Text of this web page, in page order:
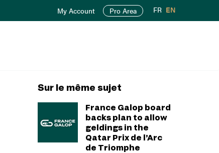
My Account Pro Area FR EN
Sur le même sujet
France Galop board
backs plan to allow
geldings in the
Qatar Prix de l’Arc
de Triomphe